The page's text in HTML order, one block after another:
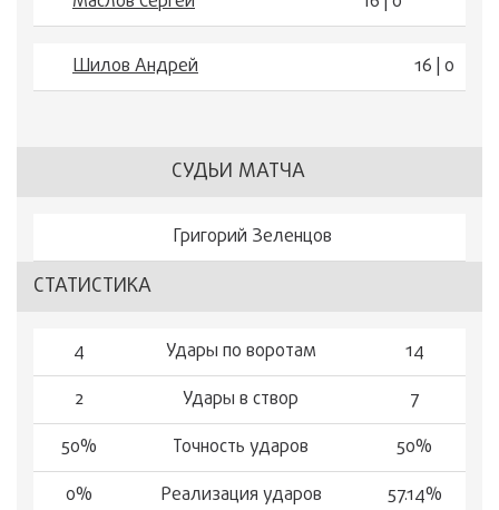
Шилов Андрей 16 | 0
СУДЬИ МАТЧА
Григорий Зеленцов
СТАТИСТИКА
4 Удары по воротам
14
2
Удары в створ
7
50%
Точность ударов
50%
0%
Реализация ударов 57.14%